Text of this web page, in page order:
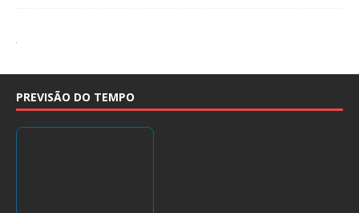
PREVISÃO DO TEMPO